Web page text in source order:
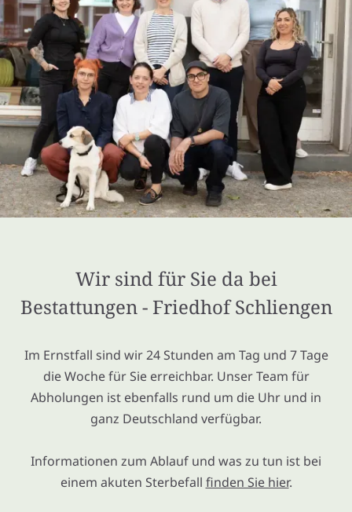
Wir sind für Sie da bei
Bestattungen - Friedhof Schliengen
Im Ernstfall sind wir 24 Stunden am Tag und 7 Tage
die Woche für Sie erreichbar. Unser Team für
Abholungen ist ebenfalls rund um die Uhr und in
ganz Deutschland verfügbar.
Informationen zum Ablauf und was zu tun ist bei
einem akuten Sterbefall finden Sie hier.